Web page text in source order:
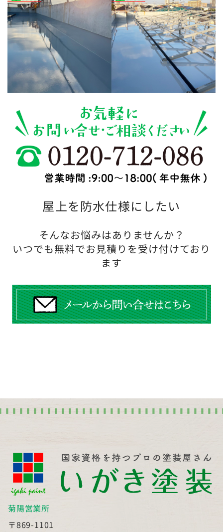
屋上を防水仕様にしたい
そんなお悩みはありませんか？
いつでも無料でお見積りを受け付けており
ます
菊陽営業所
〒869-1101